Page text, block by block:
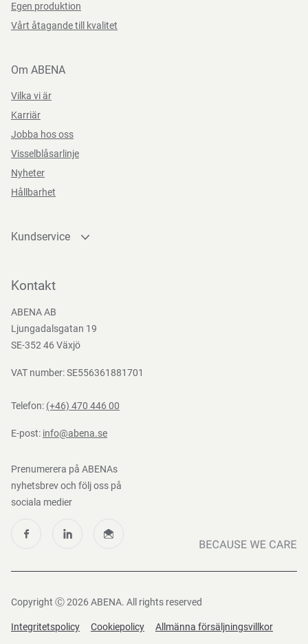
Egen produktion
Vårt åtagande till kvalitet
Om ABENA
Vilka vi är
Karriär
Jobba hos oss
Visselblåsarlinje
Nyheter
Hållbarhet
Kundservice
Bli kund
Nedladdningar
Kontakt
ABENA AB
Ljungadalsgatan 19
SE-352 46 Växjö
VAT number: SE556361881701
Telefon: (+46) 470 446 00
E-post: info@abena.se
Prenumerera på ABENAs
nyhetsbrev och följ oss på
sociala medier
Copyright Ⓒ 2026 ABENA. All rights reserved
Integritetspolicy Cookiepolicy Allmänna försäljningsvillkor